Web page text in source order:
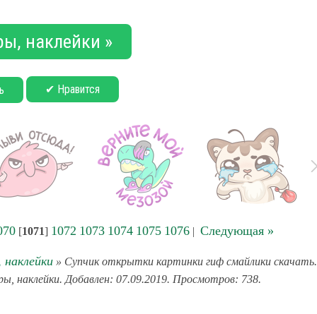
наклейки »
✔ Нравится
[1071] 1072 1073 1074 1075 1076| Следующая »
» Супчик открытки картинки гиф смайлики скачать.
наклейки. Добавлен: 07.09.2019. Просмотров: 738.